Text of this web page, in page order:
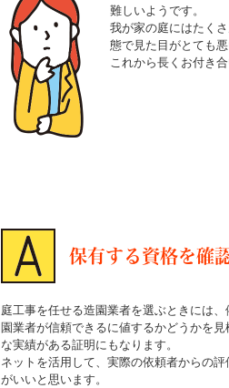
難しいようです。
我が家の庭にはたく
態で見た目がとても悪
これから長くお付き
保有する資格を確
庭工事を任せる造園業者を選ぶときには
園業者が信頼できるに値するかどうかを
な実績がある証明にもなります。
ネットを活用して、実際の依頼者からの
がいいと思います。